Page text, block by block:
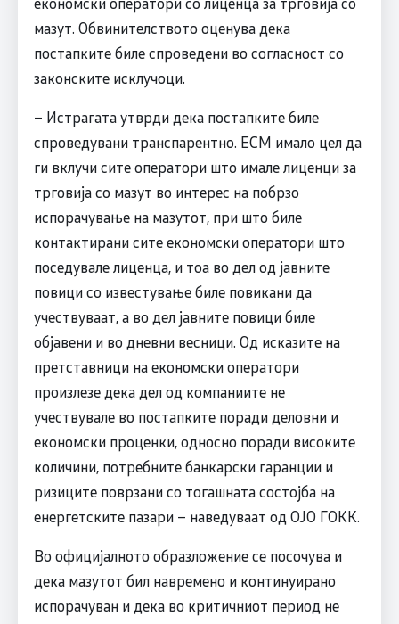
мазут. Обвинителството оценува дека
постапките биле спроведени во согласност со
законските исклучоци.
– Истрагата утврди дека постапките биле
спроведувани транспарентно. ЕСМ имало цел да
ги вклучи сите оператори што имале лиценци за
трговија со мазут во интерес на побрзо
испорачување на мазутот, при што биле
контактирани сите економски оператори што
поседувале лиценца, и тоа во дел од јавните
повици со известување биле повикани да
учествуваат, а во дел јавните повици биле
објавени и во дневни весници. Од исказите на
претставници на економски оператори
произлезе дека дел од компаниите не
учествувале во постапките поради деловни и
економски проценки, односно поради високите
количини, потребните банкарски гаранции и
ризиците поврзани со тогашната состојба на
енергетските пазари – наведуваат од ОЈО ГОКК.
Во официјалното образложение се посочува и
дека мазутот бил навремено и континуирано
испорачуван и дека во критичниот период не